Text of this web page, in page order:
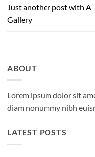
Just another post with A
Gallery
ABOUT
Lorem ipsum dolor sit
diam nonummy nibh
LATEST POSTS